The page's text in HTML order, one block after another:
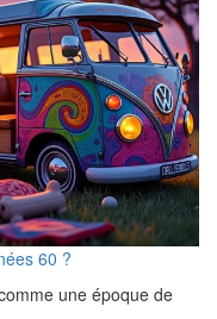
60 ?
une époque de